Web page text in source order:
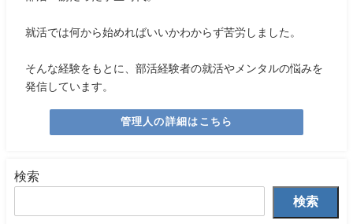
就活では何から始めればいいかわからず苦労しました。
そんな経験をもとに、部活経験者の就活やメンタルの悩みを
発信しています。
管理人の詳細はこちら
検索
検索